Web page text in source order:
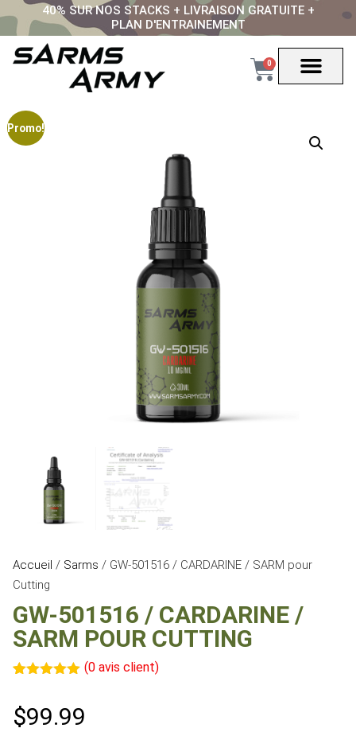
40% SUR NOS STACKS + LIVRAISON GRATUITE +
PLAN D'ENTRAINEMENT
0
Promo!
Accueil / Sarms / GW-501516 / CARDARINE / SARM pour
Cutting
GW-501516 / CARDARINE /
SARM POUR CUTTING
basé sur
notation
(0 avis client)
$99.99